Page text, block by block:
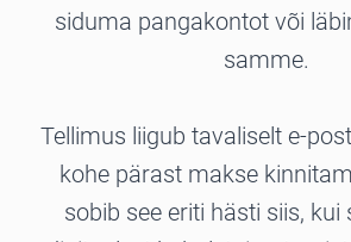
siduma pangakontot või
samme.
Tellimus liigub tavaliselt e-
kohe pärast makse
sobib see eriti hästi siis, kui